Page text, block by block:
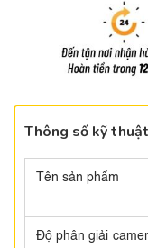
Thông số kỹ thuật
Tên sản phẩm
Độ phân giải